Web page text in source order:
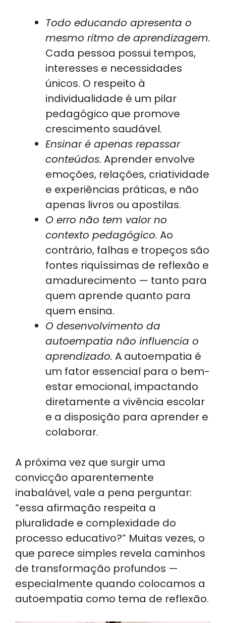
Todo educando apresenta o
mesmo ritmo de aprendizagem.
Cada pessoa possui tempos,
interesses e necessidades
únicos. O respeito à
individualidade é um pilar
pedagógico que promove
crescimento saudável.
Ensinar é apenas repassar
conteúdos. Aprender envolve
emoções, relações, criatividade
e experiências práticas, e não
apenas livros ou apostilas.
O erro não tem valor no
contexto pedagógico. Ao
contrário, falhas e tropeços são
fontes riquíssimas de reflexão e
amadurecimento — tanto para
quem aprende quanto para
quem ensina.
O desenvolvimento da
autoempatia não influencia o
aprendizado. A autoempatia é
um fator essencial para o bem-
estar emocional, impactando
diretamente a vivência escolar
e a disposição para aprender e
colaborar.
A próxima vez que surgir uma
convicção aparentemente
inabalável, vale a pena perguntar:
“essa afirmação respeita a
pluralidade e complexidade do
processo educativo?” Muitas vezes, o
que parece simples revela caminhos
de transformação profundos —
especialmente quando colocamos a
autoempatia como tema de reflexão.